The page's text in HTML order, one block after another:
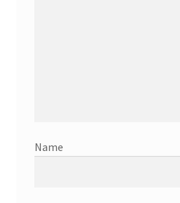
Name